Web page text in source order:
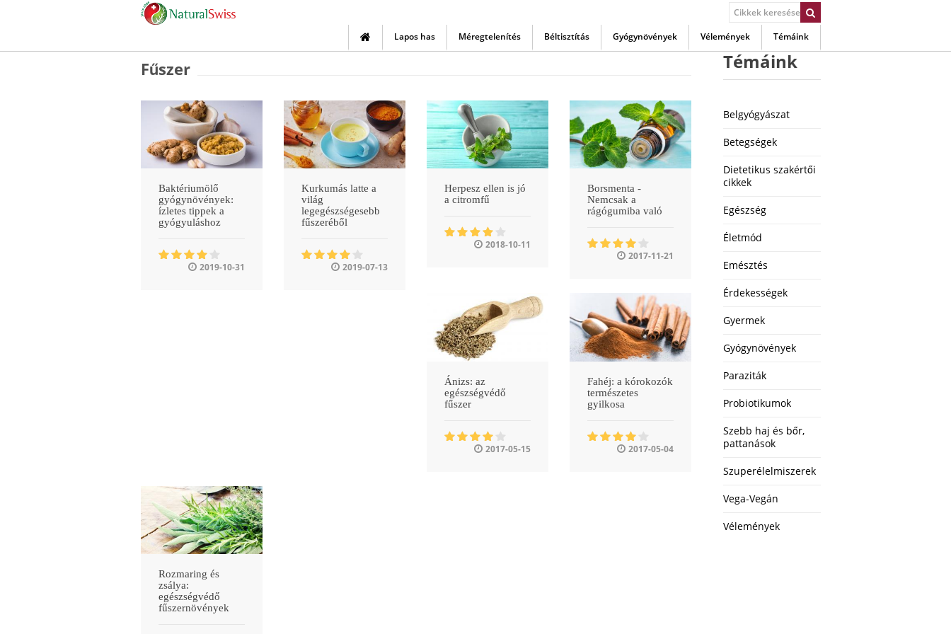
Lapos has Méregtelenítés Béltisztítás Gyógynövények Vélemények Témáink
Fűszer
Baktériumölő
gyógynövények:
ízletes tippek a
gyógyuláshoz
2019-10-31
Kurkumás latte a
világ
legegészségesebb
fűszeréből
2019-07-13
Herpesz ellen is jó
a citromfű
2018-10-11
Borsmenta -
Nemcsak a
rágógumiba való
2017-11-21
Ánizs: az
egészségvédő
fűszer
2017-05-15
Fahéj: a kórokozók
természetes
gyilkosa
2017-05-04
Rozmaring és
zsálya:
egészségvédő
fűszernövények
Témáink
Belgyógyászat
Betegségek
Dietetikus szakértői
cikkek
Egészség
Életmód
Emésztés
Érdekességek
Gyermek
Gyógynövények
Paraziták
Probiotikumok
Szebb haj és bőr,
pattanások
Szuperélelmiszerek
Vega-Vegán
Vélemények